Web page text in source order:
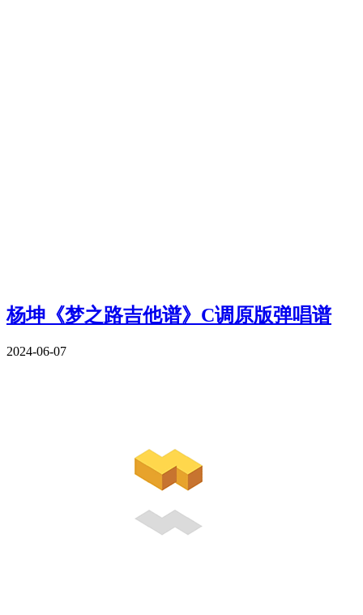
杨坤《梦之路吉他谱》C调原版弹唱谱
2024-06-07